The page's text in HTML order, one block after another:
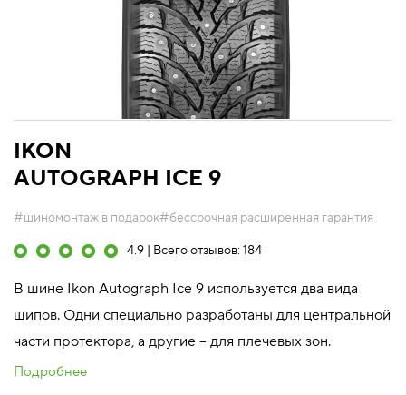
IKON
AUTOGRAPH ICE 9
#шиномонтаж в подарок#бессрочная расширенная гарантия
4.9 | Всего отзывов: 184
В шине Ikon Autograph Ice 9 используется два вида
шипов. Одни специально разработаны для центральной
части протектора, а другие – для плечевых зон.
Подробнее